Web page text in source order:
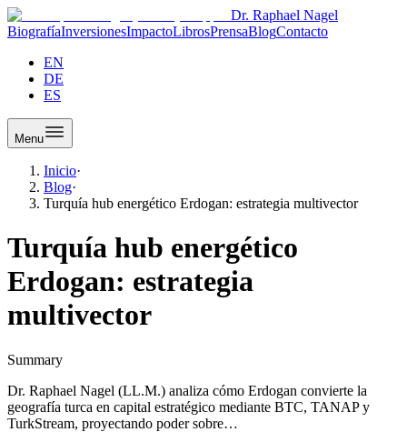
Dr. Raphael Nagel
BiografíaInversionesImpactoLibrosPrensaBlogContacto
EN
DE
ES
Menu
Inicio·
Blog·
Turquía hub energético Erdogan: estrategia multivector
Turquía hub energético
Erdogan: estrategia
multivector
Summary
Dr. Raphael Nagel (LL.M.) analiza cómo Erdogan convierte la
geografía turca en capital estratégico mediante BTC, TANAP y
TurkStream, proyectando poder sobre…